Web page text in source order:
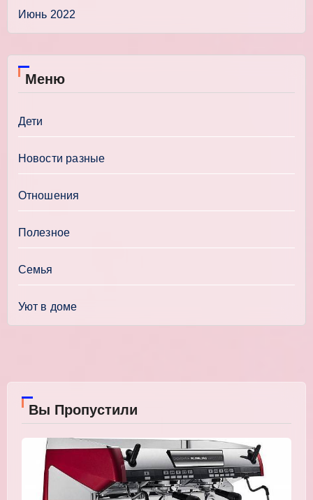
Июнь 2022
Меню
Дети
Новости разные
Отношения
Полезное
Семья
Уют в доме
Вы Пропустили